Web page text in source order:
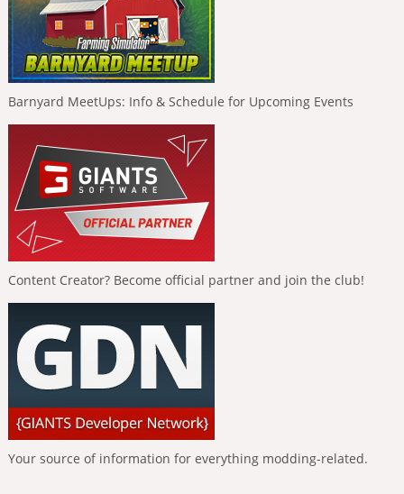
Barnyard MeetUps: Info & Schedule for Upcoming Events
Content Creator? Become official partner and join the club!
Your source of information for everything modding-related.